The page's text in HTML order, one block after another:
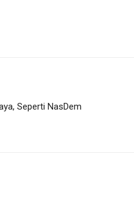
Seperti NasDem